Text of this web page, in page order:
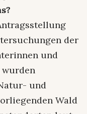
der
und
und
Wald